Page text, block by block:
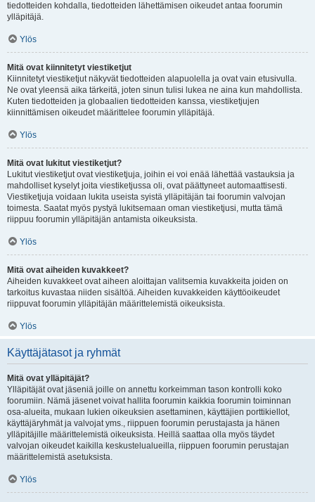
tiedotteiden kohdalla, tiedotteiden lähettämisen oikeudet antaa foorumin
ylläpitäjä.
Ylös
Mitä ovat kiinnitetyt viestiketjut
Kiinnitetyt viestiketjut näkyvät tiedotteiden alapuolella ja ovat vain etusivulla.
Ne ovat yleensä aika tärkeitä, joten sinun tulisi lukea ne aina kun mahdollista.
Kuten tiedotteiden ja globaalien tiedotteiden kanssa, viestiketjujen
kiinnittämisen oikeudet määrittelee foorumin ylläpitäjä.
Ylös
Mitä ovat lukitut viestiketjut?
Lukitut viestiketjut ovat viestiketjuja, joihin ei voi enää lähettää vastauksia ja
mahdolliset kyselyt joita viestiketjussa oli, ovat päättyneet automaattisesti.
Viestiketjuja voidaan lukita useista syistä ylläpitäjän tai foorumin valvojan
toimesta. Saatat myös pystyä lukitsemaan oman viestiketjusi, mutta tämä
riippuu foorumin ylläpitäjän antamista oikeuksista.
Ylös
Mitä ovat aiheiden kuvakkeet?
Aiheiden kuvakkeet ovat aiheen aloittajan valitsemia kuvakkeita joiden on
tarkoitus kuvastaa niiden sisältöä. Aiheiden kuvakkeiden käyttöoikeudet
riippuvat foorumin ylläpitäjän määrittelemistä oikeuksista.
Ylös
Käyttäjätasot ja ryhmät
Mitä ovat ylläpitäjät?
Ylläpitäjät ovat jäseniä joille on annettu korkeimman tason kontrolli koko
foorumiin. Nämä jäsenet voivat hallita foorumin kaikkia foorumin toiminnan
osa-alueita, mukaan lukien oikeuksien asettaminen, käyttäjien porttikiellot,
käyttäjäryhmät ja valvojat yms., riippuen foorumin perustajasta ja hänen
ylläpitäjille määrittelemistä oikeuksista. Heillä saattaa olla myös täydet
valvojan oikeudet kaikilla keskustelualueilla, riippuen foorumin perustajan
määrittelemistä asetuksista.
Ylös